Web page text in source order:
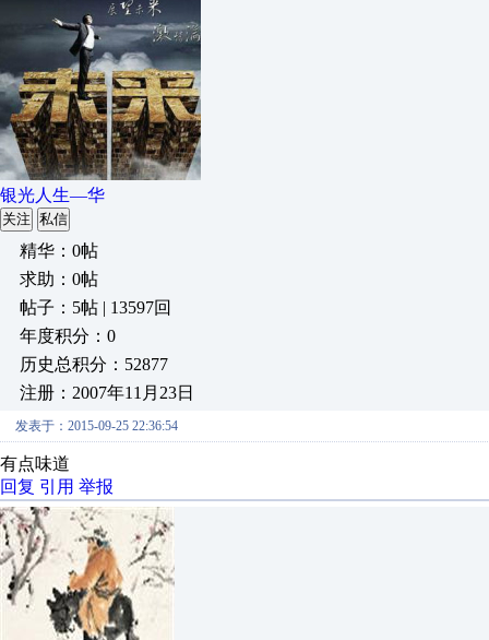
银光人生—华
关注 私信
精华：0帖
求助：0帖
帖子：5帖 | 13597回
年度积分：0
历史总积分：52877
注册：2007年11月23日
发表于：2015-09-25 22:36:54
有点味道
回复 引用 举报